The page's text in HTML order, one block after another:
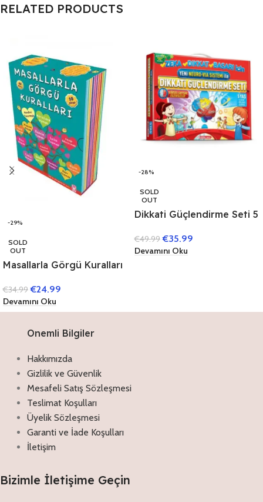
RELATED PRODUCTS
-29%
SOLD
OUT
Masallarla Görgü Kuralları
€34.99 €24.99
Devamını Oku
-28%
SOLD
OUT
Dikkati Güçlendirme Seti 5
€49.99 €35.99
Devamını Oku
Onemli Bilgiler
Hakkımızda
Gizlilik ve Güvenlik
Mesafeli Satış Sözleşmesi
Teslimat Koşulları
Üyelik Sözleşmesi
Garanti ve İade Koşulları
İletişim
Bizimle İletişime Geçin